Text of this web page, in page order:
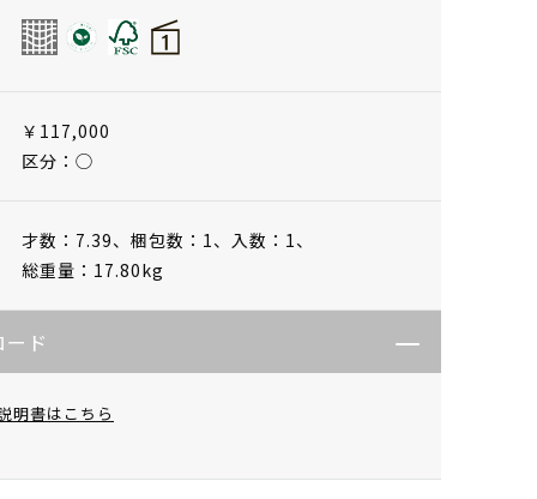
￥117,000
区分：◯
才数：7.39、 梱包数：1、 入数：1、
総重量：17.80kg
ド
明書はこちら